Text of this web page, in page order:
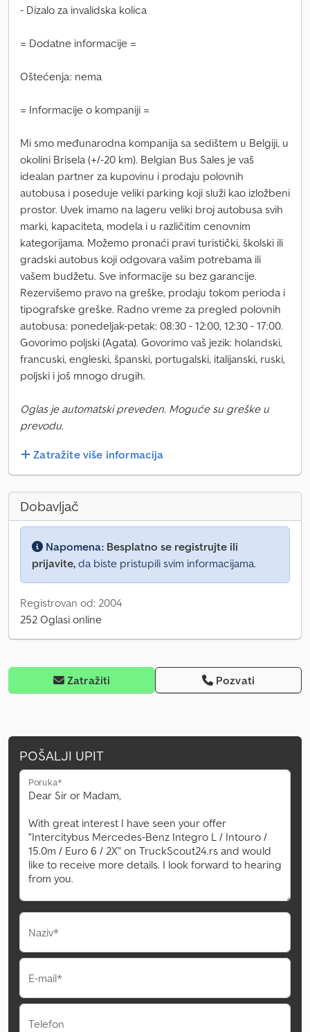
- Dizalo za invalidska kolica
= Dodatne informacije =
Oštećenja: nema
= Informacije o kompaniji =
Mi smo međunarodna kompanija sa sedištem u Belgiji, u
okolini Brisela (+/-20 km). Belgian Bus Sales je vaš
idealan partner za kupovinu i prodaju polovnih
autobusa i poseduje veliki parking koji služi kao izložbeni
prostor. Uvek imamo na lageru veliki broj autobusa svih
marki, kapaciteta, modela i u različitim cenovnim
kategorijama. Možemo pronaći pravi turistički, školski ili
gradski autobus koji odgovara vašim potrebama ili
vašem budžetu. Sve informacije su bez garancije.
Rezervišemo pravo na greške, prodaju tokom perioda i
tipografske greške. Radno vreme za pregled polovnih
autobusa: ponedeljak-petak: 08:30 - 12:00, 12:30 - 17:00.
Govorimo poljski (Agata). Govorimo vaš jezik: holandski,
francuski, engleski, španski, portugalski, italijanski, ruski,
poljski i još mnogo drugih.
Oglas je automatski preveden. Moguće su greške u
prevodu.
Zatražite više informacija
Dobavljač
Napomena: Besplatno se registrujte ili
prijavite, da biste pristupili svim informacijama.
Registrovan od: 2004
252 Oglasi online
Zatražiti Pozvati
POŠALJI UPIT
Poruka*
Naziv*
E-mail*
Telefon